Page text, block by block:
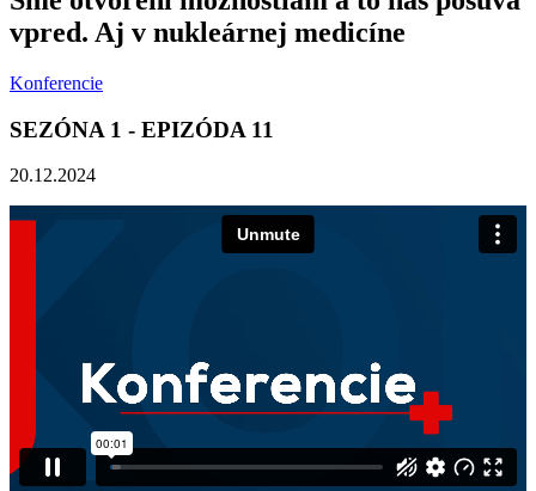
vpred. Aj v nukleárnej medicíne
Konferencie
SEZÓNA 1 - EPIZÓDA 11
20.12.2024